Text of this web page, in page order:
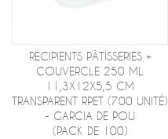
RÉCIPIENTS PÂTISSERIES +
COUVERCLE 250 ML
11,3X12X5,5 CM
TRANSPARENT RPET (700 UNITÉ)
- GARCIA DE POU
(PACK DE 100)